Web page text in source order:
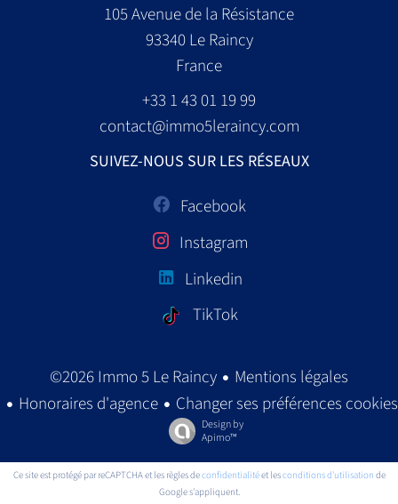
105 Avenue de la Résistance
93340Le Raincy
France
+33 1 43 01 19 99
contact@immo5leraincy.com
SUIVEZ-NOUS SUR LES RÉSEAUX
Facebook
Instagram
Linkedin
TikTok
©2026 Immo 5 Le Raincy
Mentions légales
Honoraires d'agence
Changer ses préférences cookies
Design by
Apimo™
Ce site est protégé par reCAPTCHA et les règles deconfidentialitéet lesconditions d'utilisation de
Google s'appliquent.